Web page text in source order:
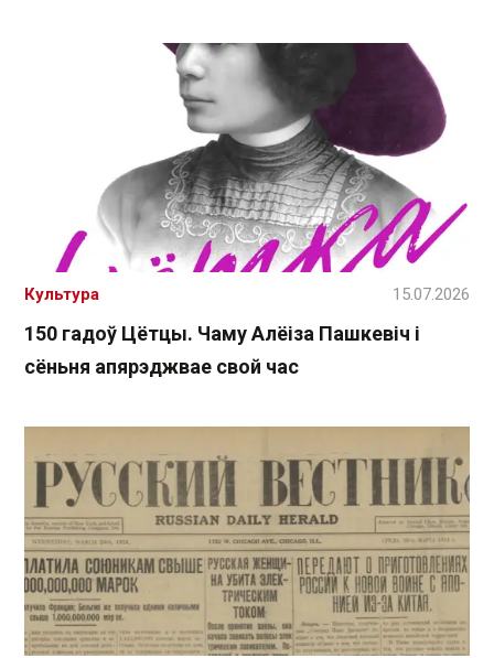
150 гадоў Цётцы. Чаму Алёіза Пашкевіч і
сёньня апярэджвае свой час
Культура 15.07.2026